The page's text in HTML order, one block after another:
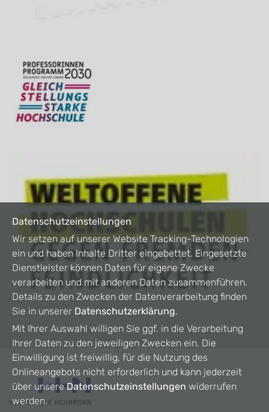
Datenschutzeinstellungen
Wir setzen auf unserer Website Tracking-Technologien
ein und haben Inhalte Dritter eingebettet. Eingesetzte
Dienstleister können Daten für eigene Zwecke
verarbeiten und mit anderen Daten zusammenführen.
Details zu den Zwecken der Datenverarbeitung finden
Sie in unserer Datenschutzerklärung.
Mit Ihrer Auswahl willigen Sie ggf. in die Verarbeitung
Ihrer Daten zu den jeweiligen Zwecken ein. Die
Einwilligung ist freiwillig, für die Nutzung des
Onlineangebots nicht erforderlich und kann jederzeit
über unsereDatenschutzeinstellungen widerrufen
werden.